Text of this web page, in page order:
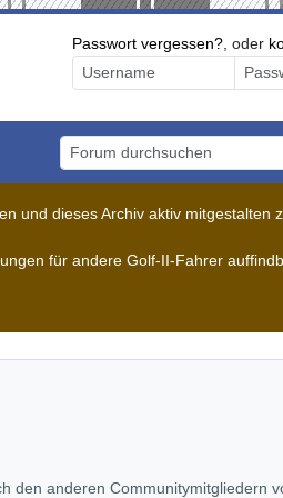
Passwort vergessen? , oder
Forum durchsuchen
und dieses Archiv aktiv mitgestalten
für andere Golf-II-Fahrer
den anderen Communitymitgliedern